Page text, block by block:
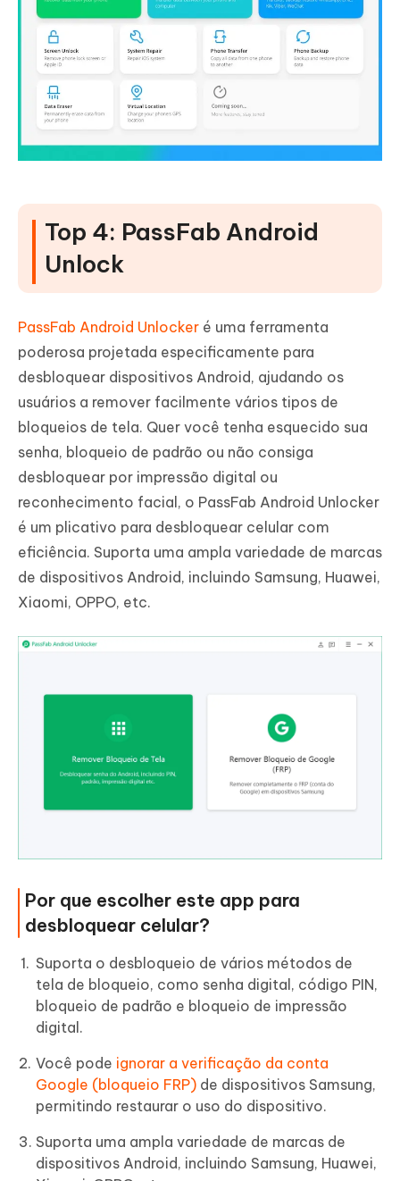
Top 4: PassFab Android
Unlock
PassFab Android Unlocker é uma ferramenta
poderosa projetada especificamente para
desbloquear dispositivos Android, ajudando os
usuários a remover facilmente vários tipos de
bloqueios de tela. Quer você tenha esquecido sua
senha, bloqueio de padrão ou não consiga
desbloquear por impressão digital ou
reconhecimento facial, o PassFab Android Unlocker
é um plicativo para desbloquear celular com
eficiência. Suporta uma ampla variedade de marcas
de dispositivos Android, incluindo Samsung, Huawei,
Xiaomi, OPPO, etc.
Por que escolher este app para
desbloquear celular?
Suporta o desbloqueio de vários métodos de
tela de bloqueio, como senha digital, código PIN,
bloqueio de padrão e bloqueio de impressão
digital.
Você pode ignorar a verificação da conta
Google (bloqueio FRP) de dispositivos Samsung,
permitindo restaurar o uso do dispositivo.
Suporta uma ampla variedade de marcas de
dispositivos Android, incluindo Samsung, Huawei,